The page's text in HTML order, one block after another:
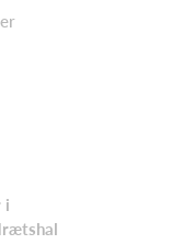
i